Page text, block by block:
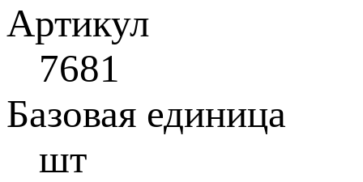
Артикул
7681
Базовая единица
шт